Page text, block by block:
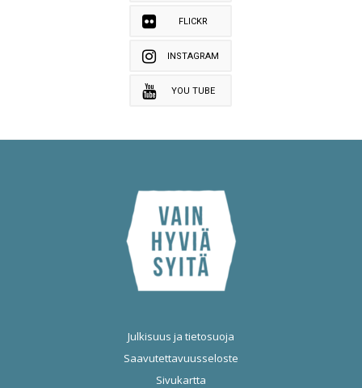
FLICKR
INSTAGRAM
YOU TUBE
Julkisuus ja tietosuoja
Saavutettavuusseloste
Sivukartta